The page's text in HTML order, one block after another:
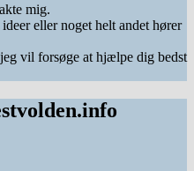
mig.
eller noget helt andet hører
vil forsøge at hjælpe dig bedst